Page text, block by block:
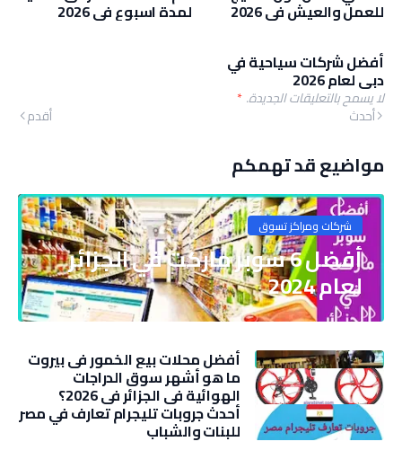
للعمل والعيش في 2026
لمدة اسبوع في 2026
أفضل شركات سياحية في
دبي لعام 2026
لا يسمح بالتعليقات الجديدة.*
أحدث أقدم
مواضيع قد تهمكم
شركات ومراكز تسوق
أفضل 6 سوبر ماركت في الجزائر
لعام 2024
أفضل محلات بيع الخمور في بيروت
ما هو أشهر سوق الدراجات
الهوائية في الجزائر في 2026؟
أحدث جروبات تليجرام تعارف في مصر
للبنات والشباب